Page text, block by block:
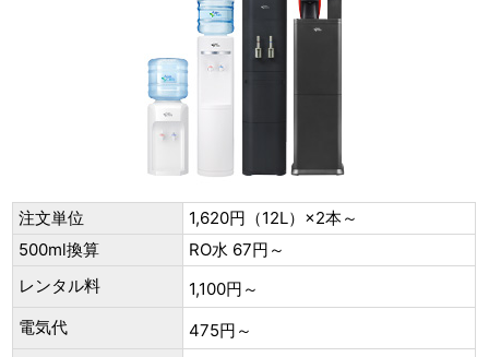
注文単位
1,620円（12L）×2本～
500ml換算
RO水 67円～
レンタル料
1,100円～
電気代
475円～